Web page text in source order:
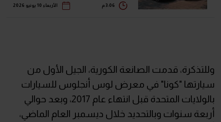
الأربعاء 10 يونيو 2026
وللتذكرة، قدمت الصانعة الكورية، الجيل الأول من
سيارتها "كونا" في معرض لوس أنجلوس للسيارات
بالولايات المتحدة قبل انتهاء عام 2017، وبعد حوالي
أربعة سنوات وبالتحديد خلال ديسمبر العام الماضي،